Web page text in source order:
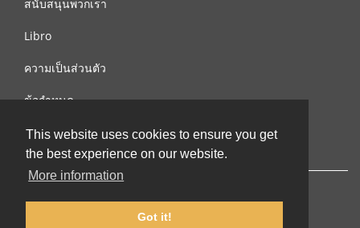
This website uses cookies to ensure you get
the best experience on our website.
More information
Got it!
สนับสนุนพวกเรา
Libro
ความเป็นส่วนตัว
ข้อกำหนด
ติดต่อเรา